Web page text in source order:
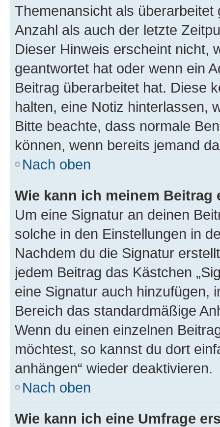
Themenansicht als
Anzahl als auch der letzte
Dieser Hinweis erscheint nicht,
geantwortet hat oder wenn ein
Beitrag überarbeitet hat. Diese
halten, eine Notiz hinterlassen,
Bitte beachte, dass normale
können, wenn bereits jemand
Nach oben
Wie kann ich meinem
Um eine Signatur an deinen
solche in den Einstellungen in
Nachdem du die Signatur
jedem Beitrag das Kästchen
eine Signatur auch hinzufügen,
Bereich das standardmäßige
Wenn du einen einzelnen
möchtest, so kannst du dort
anhängen“ wieder deaktivieren.
Nach oben
Wie kann ich eine Umfrage